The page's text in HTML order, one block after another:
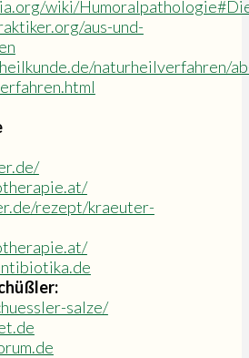
wiki/
aus-und-
naturheilverfahren/
rezept/kraeuter-
salze/